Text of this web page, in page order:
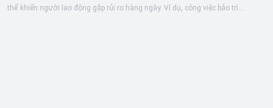
thể khiến người lao động gặp rủi ro hàng ngày. Ví dụ, công việc bảo trì...